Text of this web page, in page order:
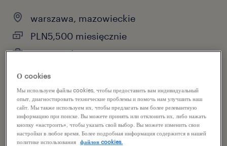
warszawa, mazowieckie
PLN5,500 miesięcznie
praca stała
część etatu
специальность
hr / zasoby ludzkie
О cookies
Мы используем файлы cookies, чтобы предоставить вам индивидуальный
опыт, диагностировать технические проблемы и помочь нам улучшить наш
сайт. Мы также используем их, чтобы предлагать вам более релевантную
информацию при поиске. Вы можете принять или отклонить их, либо нажать
кнопку «настроить», чтобы указать свой выбор. Вы можете изменить свои
настройки в любое время. Более подробная информация содержится в нашей
политике использования
файлов cookies.